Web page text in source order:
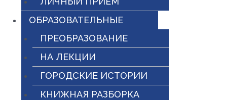
ОБРАЗОВАТЕЛЬНЫЕ
ПРЕОБРАЗОВАНИЕ
НА ЛЕКЦИИ
ГОРОДСКИЕ ИСТОРИИ
КНИЖНАЯ РАЗБОРКА